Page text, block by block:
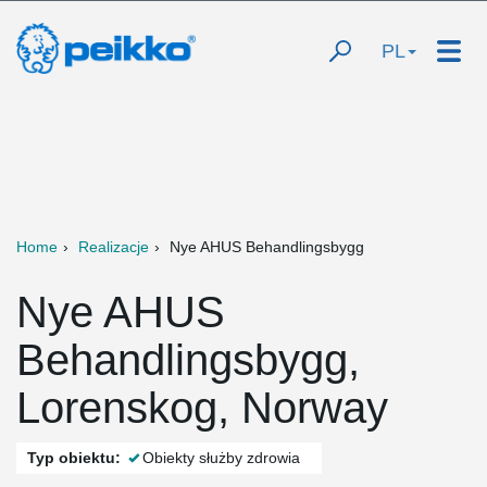
PL
Home Realizacje Nye AHUS Behandlingsbygg
Nye AHUS
Behandlingsbygg,
Lorenskog, Norway
Typ obiektu: Obiekty służby zdrowia